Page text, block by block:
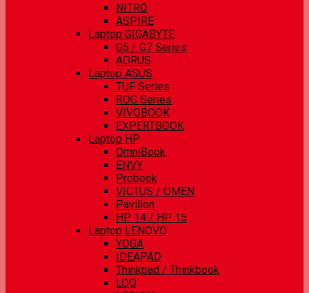
NITRO
ASPIRE
Laptop GIGABYTE
G5 / G7 Series
AORUS
Laptop ASUS
TUF Series
ROG Series
VIVOBOOK
EXPERTBOOK
Laptop HP
OmniBook
ENVY
Probook
VICTUS / OMEN
Pavilion
HP 14 / HP 15
Laptop LENOVO
YOGA
IDEAPAD
Thinkpad / Thinkbook
LOQ